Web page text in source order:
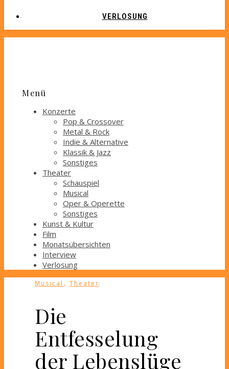
VERLOSUNG
Menü
Konzerte
Pop & Crossover
Metal & Rock
Indie & Alternative
Klassik & Jazz
Sonstiges
Theater
Schauspiel
Musical
Oper & Operette
Sonstiges
Kunst & Kultur
Film
Monatsübersichten
Interview
Verlosung
Musical , Theater
Die
Entfesselung
der Lebenslüge